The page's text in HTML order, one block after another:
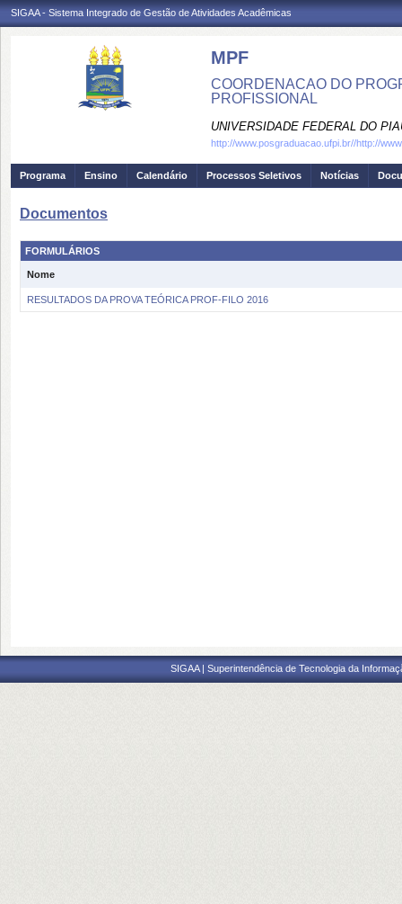
SIGAA - Sistema Integrado de Gestão de Atividades Acadêmicas
MPF
COORDENACAO DO
PROFISSIONAL
UNIVERSIDADE FEDERAL DO
http://www.posgraduacao.ufpi.br//http://
Programa Ensino Calendário Processos Seletivos Notícias
Documentos
FORMULÁRIOS
Nome
RESULTADOS DA PROVA TEÓRICA PROF-FILO 2016
SIGAA | Superintendência de Tecnologia da